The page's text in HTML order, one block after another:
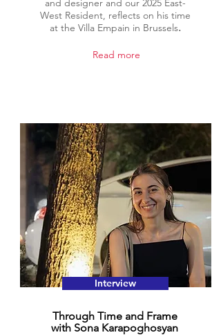
and designer and our 2025 East-
West Resident, reflects on his time
at the Villa Empain in Brussels․
Read more
Interview
Through Time and Frame
with Sona Karapoghosyan